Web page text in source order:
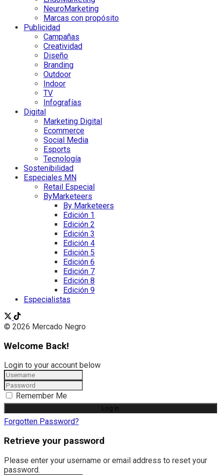
NeuroMarketing
Marcas con propósito
Publicidad
Campañas
Creatividad
Diseño
Branding
Outdoor
Indoor
TV
Infografías
Digital
Marketing Digital
Ecommerce
Social Media
Esports
Tecnología
Sostenibilidad
Especiales MN
Retail Especial
ByMarketeers
By Marketeers
Edición 1
Edición 2
Edición 3
Edición 4
Edición 5
Edición 6
Edición 7
Edición 8
Edición 9
Especialistas
© 2026 Mercado Negro
Welcome Back!
Login to your account below
Remember Me
Forgotten Password?
Retrieve your password
Please enter your username or email address to reset your
password.